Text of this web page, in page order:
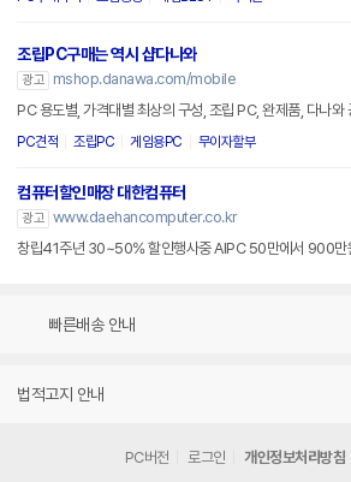
조립PC구매는 역시 샵다나와
광고
mshop.danawa.com/mobile
PC 용도별, 가격대별 최상의 구성, 조립 PC, 완제품, 다나와
PC견적 조립PC 게임용PC 무이자할부
컴퓨터할인매장 대한컴퓨터
광고 www.daehancomputer.co.kr
창립41주년 30~50% 할인행사중
빠른배송 안내
법적고지 안내
PC버전 로그인 개인정보처리방침